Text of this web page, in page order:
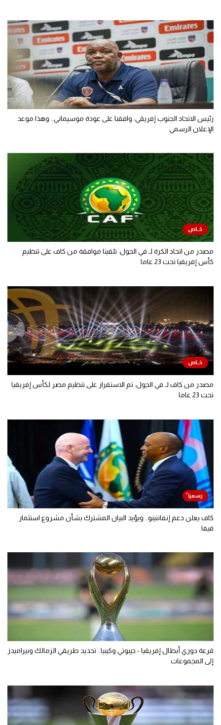
رئيس الاتحاد الجنوب إفريقي: وافقنا على عودة موسيماني.. وهذا موعد
الإعلان الرسمي
مصدر من اتحاد الكرة لـ في الجول: تلقينا موافقة من كاف على تنظيم
كأس إفريقيا تحت 23 عاما
مصدر من كاف لـ في الجول: تم الاستقرار على تنظيم مصر لكأس إفريقيا
تحت 23 عاما
كاف يعلن دعم إنفانتينو.. ويؤيد البيان المشترك بشأن مشروع استثمار
فيفا
قرعة دوري أبطال إفريقيا - جيبوتي وكينيا.. تحديد طريقي الزمالك وبيراميدز
إلى المجموعات